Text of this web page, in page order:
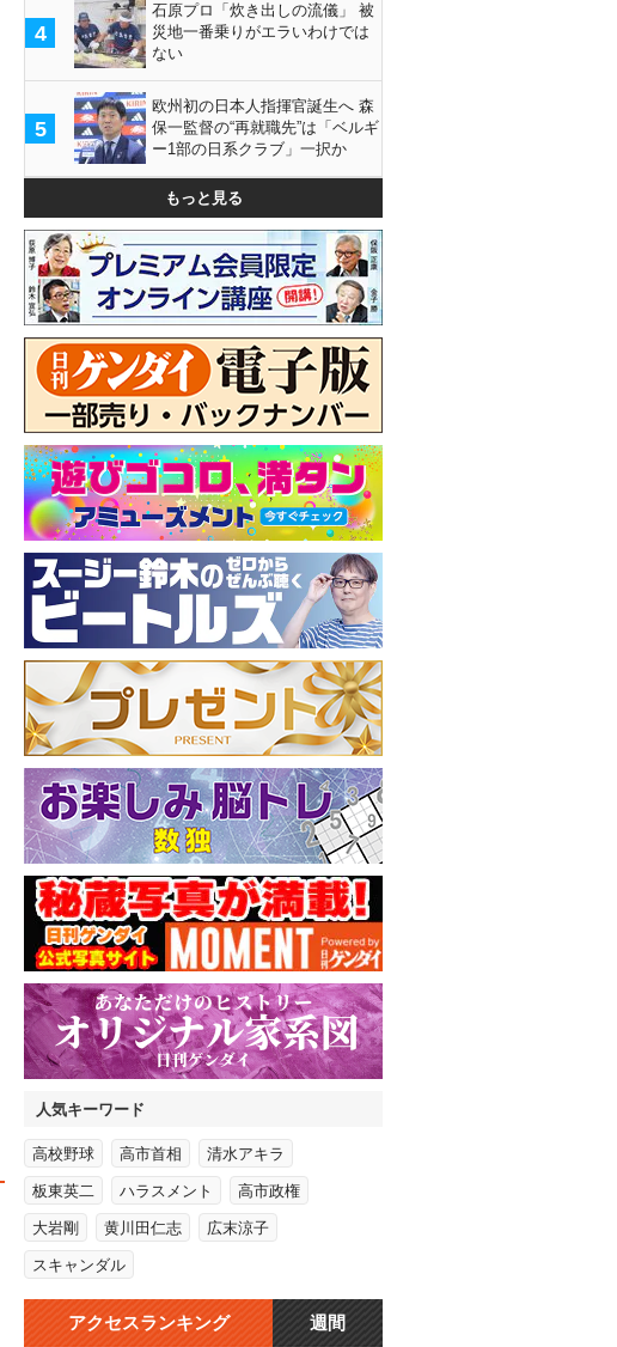
4
石原プロ「炊き出しの流儀」 被
災地一番乗りがエラいわけでは
ない
5
欧州初の日本人指揮官誕生へ 森
保一監督の“再就職先”は「ベルギ
ー1部の日系クラブ」一択か
もっと見る
人気キーワード
高校野球 高市首相 清水アキラ
板東英二 ハラスメント 高市政権
大岩剛 黄川田仁志 広末涼子
スキャンダル
アクセスランキング 週間